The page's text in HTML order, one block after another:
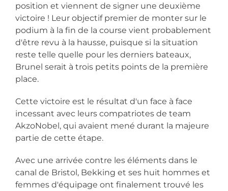
position et viennent de signer une deuxième
victoire ! Leur objectif premier de monter sur le
podium à la fin de la course vient probablement
d'être revu à la hausse, puisque si la situation
reste telle quelle pour les derniers bateaux,
Brunel serait à trois petits points de la première
place.
Cette victoire est le résultat d'un face à face
incessant avec leurs compatriotes de team
AkzoNobel, qui avaient mené durant la majeure
partie de cette étape.
Avec une arrivée contre les éléments dans le
canal de Bristol, Bekking et ses huit hommes et
femmes d'équipage ont finalement trouvé les